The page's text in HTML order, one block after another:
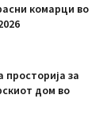
комарци во
просторија за
дом во